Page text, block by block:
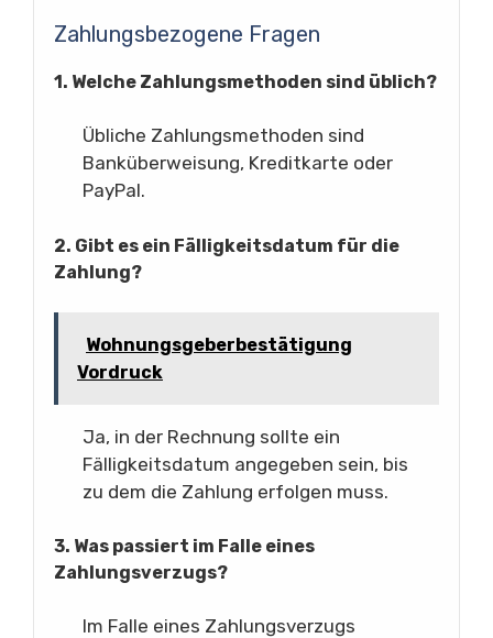
Zahlungsbezogene Fragen
1. Welche Zahlungsmethoden sind üblich?
Übliche Zahlungsmethoden sind
Banküberweisung, Kreditkarte oder
PayPal.
2. Gibt es ein Fälligkeitsdatum für die
Zahlung?
Wohnungsgeberbestätigung
Vordruck
Ja, in der Rechnung sollte ein
Fälligkeitsdatum angegeben sein, bis
zu dem die Zahlung erfolgen muss.
3. Was passiert im Falle eines
Zahlungsverzugs?
Im Falle eines Zahlungsverzugs